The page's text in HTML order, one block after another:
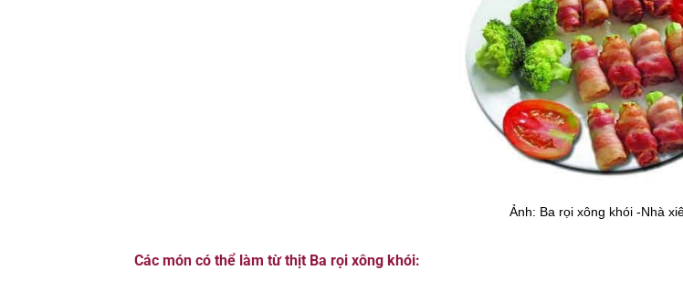
Ảnh: Ba rọi xông khói -Nhà
Các món có thể làm từ thịt Ba rọi xông khói: